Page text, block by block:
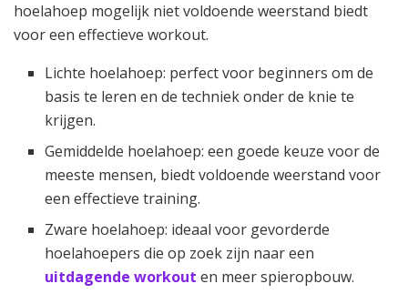
hoelahoep mogelijk niet voldoende weerstand biedt
voor een effectieve workout.
Lichte hoelahoep: perfect voor beginners om de
basis te leren en de techniek onder de knie te
krijgen.
Gemiddelde hoelahoep: een goede keuze voor de
meeste mensen, biedt voldoende weerstand voor
een effectieve training.
Zware hoelahoep: ideaal voor gevorderde
hoelahoepers die op zoek zijn naar een
uitdagende workout en meer spieropbouw.